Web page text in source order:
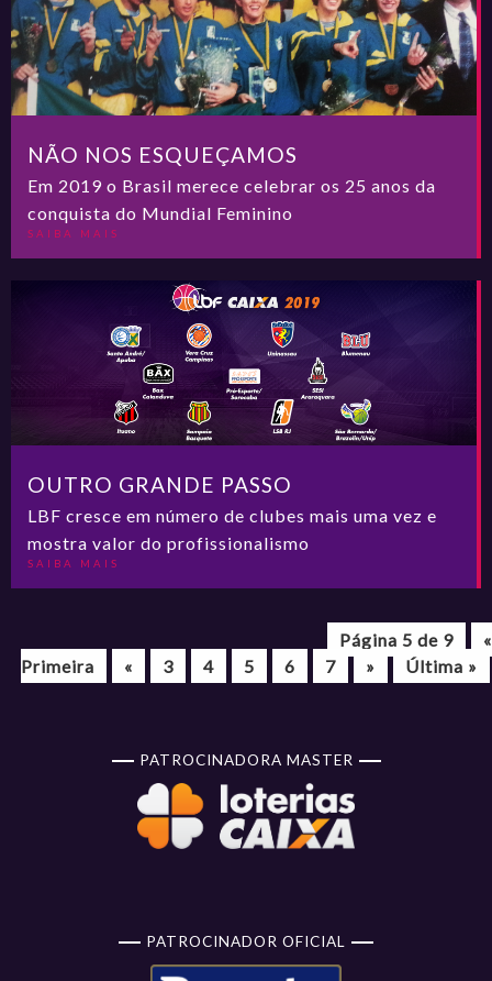
NÃO NOS ESQUEÇAMOS
Em 2019 o Brasil merece celebrar os 25 anos da
conquista do Mundial Feminino
SAIBA MAIS
OUTRO GRANDE PASSO
LBF cresce em número de clubes mais uma vez e
mostra valor do profissionalismo
SAIBA MAIS
Página 5 de 9
«
Primeira
« 3 4 5 6 7 » Última »
PATROCINADORA MASTER
PATROCINADOR OFICIAL